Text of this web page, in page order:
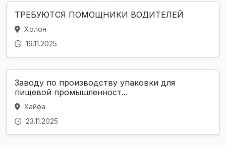
ТРЕБУЮТСЯ ПОМОЩНИКИ ВОДИТЕЛЕЙ
Холон
19.11.2025
Заводу по производству упаковки для
пищевой промышленност...
Хайфа
23.11.2025